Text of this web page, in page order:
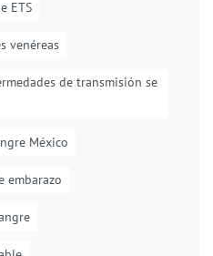
ETS
venéreas
de transmisión se
México
embarazo